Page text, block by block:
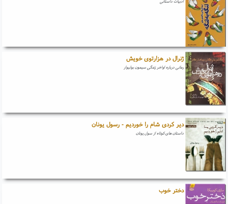
ژنرال در هزارتوی خویش
رمانی درباره اواخر زندگی سیمون بولیوار
دیر کردی شام را خوردیم - رسول یونان
داستان های کوتاه از سول یونان
دختر خوب